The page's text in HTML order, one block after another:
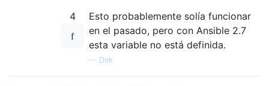
4
Esto probablemente solía funcionar
en el pasado, pero con Ansible 2.7
esta variable no está definida.
— Dirk